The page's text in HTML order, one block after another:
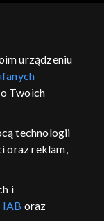
urządzeniu
Twoich
technologii
oraz reklam,
i
IAB oraz